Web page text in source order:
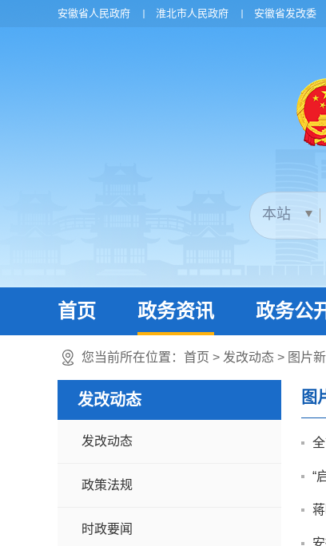
安徽省人民政府 淮北市人民政府 安徽省发改委
首页 政务资讯 政务公
您当前所在位置： 首页 > 发改动态 > 图片
发改动态
发改动态
政策法规
时政要闻
图
“